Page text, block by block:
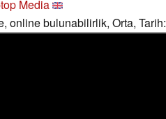
Media
online bulunabilirlik, Orta,